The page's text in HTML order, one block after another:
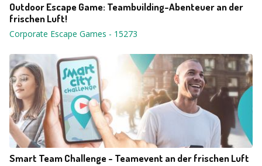
Outdoor Escape Game: Teambuilding-Abenteuer an der
frischen Luft!
Corporate Escape Games - 15273
Smart Team Challenge - Teamevent an der frischen Luft